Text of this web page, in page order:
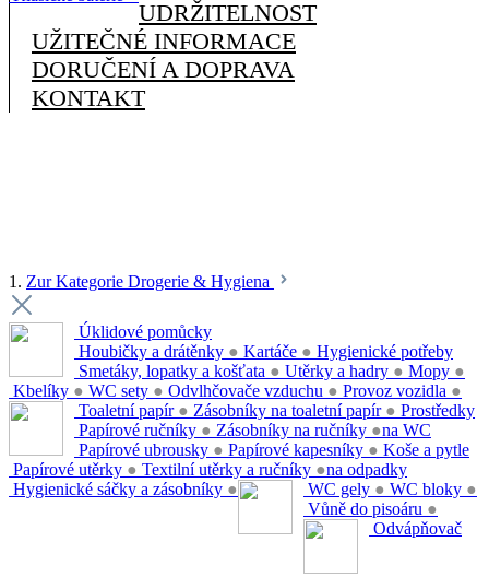
UDRŽITELNOST
UŽITEČNÉ INFORMACE
DORUČENÍ A DOPRAVA
KONTAKT
1. Zur Kategorie Drogerie & Hygiena
Úklidové pomůcky
Houbičky a drátěnky ● Kartáče ●
Smetáky, lopatky a košťata ● Utěrky a hadry ● Mopy ●
Kbelíky ● WC sety ● Odvlhčovače vzduchu ● Provoz vozidla ●
Hygienické potřeby
Toaletní papír ● Zásobníky na toaletní papír ●
Papírové ručníky ● Zásobníky na ručníky ●
Papírové ubrousky ● Papírové kapesníky ●
Papírové utěrky ● Textilní utěrky a ručníky ●
Hygienické sáčky a zásobníky ●
Prostředky
na WC
WC gely ● WC bloky ●
Vůně do pisoáru ●
Koše a pytle
na odpadky
Odvápňovač